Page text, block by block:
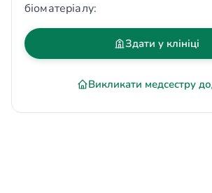
біоматеріалу:
Здати у клініці
Викликати медсестру